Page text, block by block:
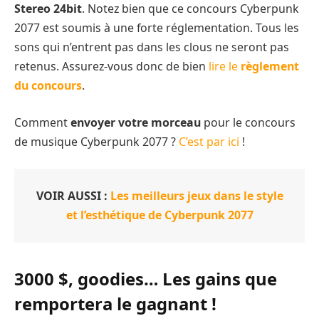
Stereo 24bit. Notez bien que ce concours Cyberpunk
2077 est soumis à une forte réglementation. Tous les
sons qui n’entrent pas dans les clous ne seront pas
retenus. Assurez-vous donc de bien lire le règlement
du concours.
Commentenvoyer votre morceau pour le concours
de musique Cyberpunk 2077 ? C’est par ici !
VOIR AUSSI : Les meilleurs jeux dans le style
et l’esthétique de Cyberpunk 2077
3000 $, goodies… Les gains que
remportera le gagnant !